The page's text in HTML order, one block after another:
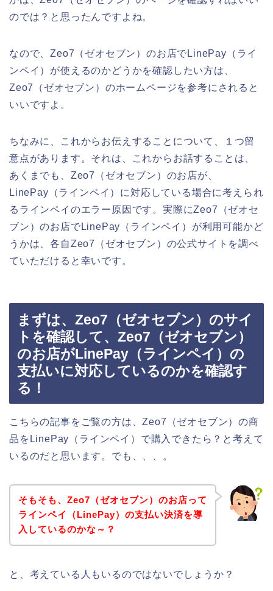
のでは？と思ったんですよね。
なので、Zeo7（ゼオセブン）のお店でLinePay（ライ
ンペイ）が使えるのかどうかを確認したい方は、
Zeo7（ゼオセブン）のホームページを参考にされると
いいですよ。
ちなみに、これからお伝えすることについて、１つ留
意点があります。それは、これからお話することは、
あくまでも、Zeo7（ゼオセブン）のお店が、
LinePay（ラインペイ）に対応している場合に考えられ
るラインペイのエラー原因です。実際にZeo7（ゼオセ
ブン）のお店でLinePay（ラインペイ）が利用可能かど
うかは、各自Zeo7（ゼオセブン）の公式サイトを調べ
ていただけると幸いです。
まずは、Zeo7（ゼオセブン）のサイ
トを確認して、Zeo7（ゼオセブン）
のお店がLinePay（ラインペイ）の
支払いに対応しているのかを確認す
る！
こちらの記事をご覧の方は、Zeo7（ゼオセブン）の商
品をLinePay（ラインペイ）で購入できたら？と考えて
いるのだと思います。でも、、、。
そもそも、Zeo7（ゼオセブン）のお店って
ラインペイ（LinePay）の支払い決済を導
入しているのかな～？
と、考えている人もいるのではないでしょうか？